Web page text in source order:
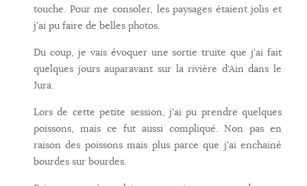
touche. Pour me consoler, les paysages étaient jolis et
j'ai pu faire de belles photos.
Du coup, je vais évoquer une sortie truite que j'ai fait
quelques jours auparavant sur la rivière d'Ain dans le
Jura.
Lors de cette petite session, j'ai pu prendre quelques
poissons, mais ce fut aussi compliqué. Non pas en
raison des poissons mais plus parce que j'ai enchainé
bourdes sur bourdes.